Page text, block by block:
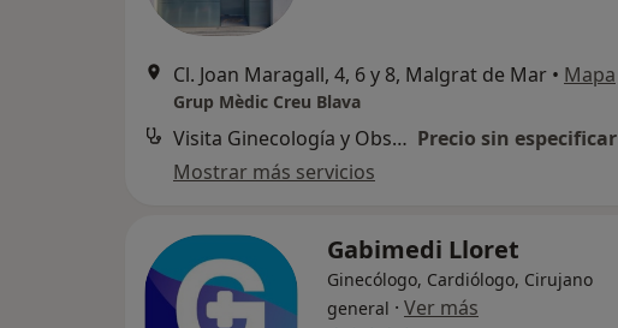
Cl. Joan Maragall, 4, 6 y 8, Malgrat de Mar • Mapa
Grup Mèdic Creu Blava
Visita Ginecología y Obstetricia Precio sin especificar
Mostrar más servicios
Gabimedi Lloret
Ginecólogo, Cardiólogo, Cirujano
general · Ver más